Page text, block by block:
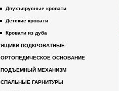
Двухъярусные кровати
Детские кровати
Кровати из дуба
ЯЩИКИ ПОДКРОВАТНЫЕ
ОРТОПЕДИЧЕСКОЕ ОСНОВАНИЕ
ПОДЪЕМНЫЙ МЕХАНИЗМ
СПАЛЬНЫЕ ГАРНИТУРЫ